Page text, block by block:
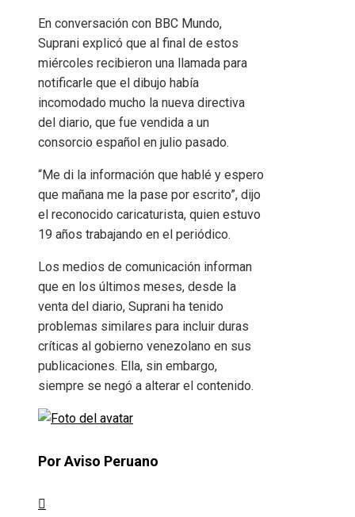
En conversación con BBC Mundo,
Suprani explicó que al final de estos
miércoles recibieron una llamada para
notificarle que el dibujo había
incomodado mucho la nueva directiva
del diario, que fue vendida a un
consorcio español en julio pasado.
“Me di la información que hablé y espero
que mañana me la pase por escrito”, dijo
el reconocido caricaturista, quien estuvo
19 años trabajando en el periódico.
Los medios de comunicación informan
que en los últimos meses, desde la
venta del diario, Suprani ha tenido
problemas similares para incluir duras
críticas al gobierno venezolano en sus
publicaciones. Ella, sin embargo,
siempre se negó a alterar el contenido.
Por Aviso Peruano